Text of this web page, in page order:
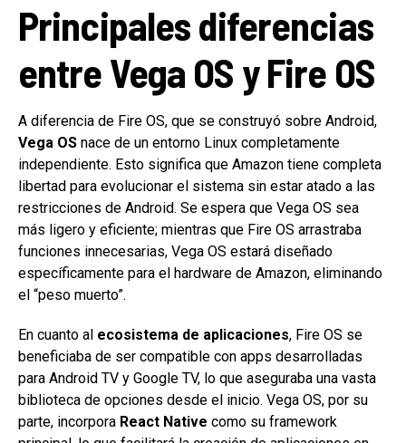
Principales diferencias
entre Vega OS y Fire OS
A diferencia de Fire OS, que se construyó sobre Android,
Vega OS nace de un entorno Linux completamente
independiente. Esto significa que Amazon tiene completa
libertad para evolucionar el sistema sin estar atado a las
restricciones de Android. Se espera que Vega OS sea
más ligero y eficiente; mientras que Fire OS arrastraba
funciones innecesarias, Vega OS estará diseñado
específicamente para el hardware de Amazon, eliminando
el “peso muerto”.
En cuanto al ecosistema de aplicaciones, Fire OS se
beneficiaba de ser compatible con apps desarrolladas
para Android TV y Google TV, lo que aseguraba una vasta
biblioteca de opciones desde el inicio. Vega OS, por su
parte, incorpora React Native como su framework